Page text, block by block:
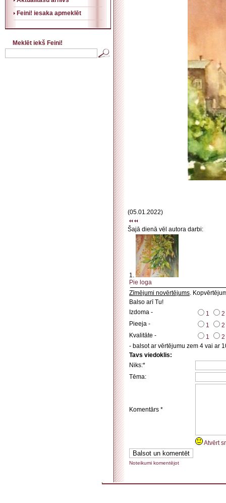
Feini! iesaka apmeklēt
Meklēt iekš Feini!
(05.01.2022)
Šajā dienā vēl autora darbi:
1.
Pie loga
Zīmējumi novērtējums.
Balso arī Tu!
Izdoma -
1
2
Pieeja -
1
2
Kvalitāte -
1
2
- balsot ar vērtējumu zem 4 vai ar
Tavs viedoklis:
Niks:*
Tēma:
Komentārs *
Atvērt
Noteikumi komentējot